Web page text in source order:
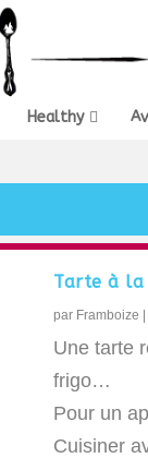
Healthy
Tarte à la
par Framboize |
Une tarte
frigo…
Pour un
Cuisiner